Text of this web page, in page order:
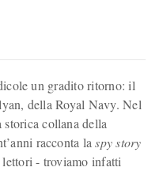
un gradito ritorno: il
della Royal Navy. Nel
collana della
racconta laspy story
- troviamo infatti